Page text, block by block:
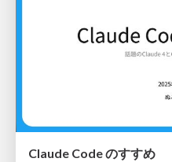
Claude Code のすすめ